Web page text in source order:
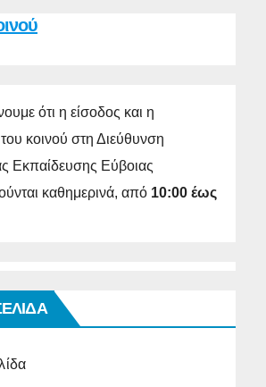
ότι η είσοδος και η
κοινού στη Διεύθυνση
Εκπαίδευσης Εύβοιας
καθημερινά, από 10:00 έως